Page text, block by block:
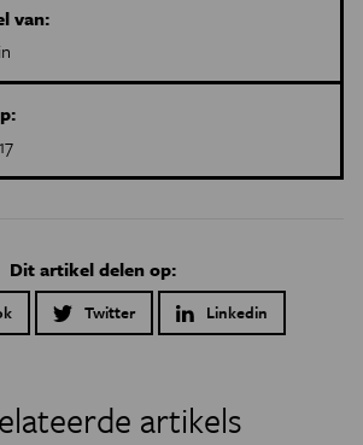
van:
Dit artikel delen op:
Twitter Linkedin
artikels